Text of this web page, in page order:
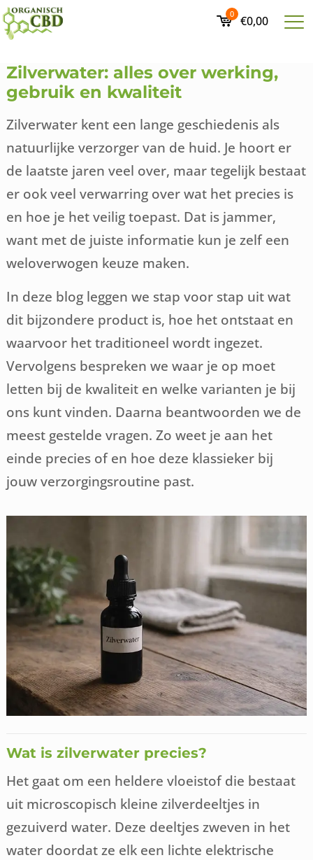
0 €0,00
Zilverwater: alles over werking,
gebruik en kwaliteit
Zilverwater kent een lange geschiedenis als
natuurlijke verzorger van de huid. Je hoort er
de laatste jaren veel over, maar tegelijk bestaat
er ook veel verwarring over wat het precies is
en hoe je het veilig toepast. Dat is jammer,
want met de juiste informatie kun je zelf een
weloverwogen keuze maken.
In deze blog leggen we stap voor stap uit wat
dit bijzondere product is, hoe het ontstaat en
waarvoor het traditioneel wordt ingezet.
Vervolgens bespreken we waar je op moet
letten bij de kwaliteit en welke varianten je bij
ons kunt vinden. Daarna beantwoorden we de
meest gestelde vragen. Zo weet je aan het
einde precies of en hoe deze klassieker bij
jouw verzorgingsroutine past.
Wat is zilverwater precies?
Het gaat om een heldere vloeistof die bestaat
uit microscopisch kleine zilverdeeltjes in
gezuiverd water. Deze deeltjes zweven in het
water doordat ze elk een lichte elektrische